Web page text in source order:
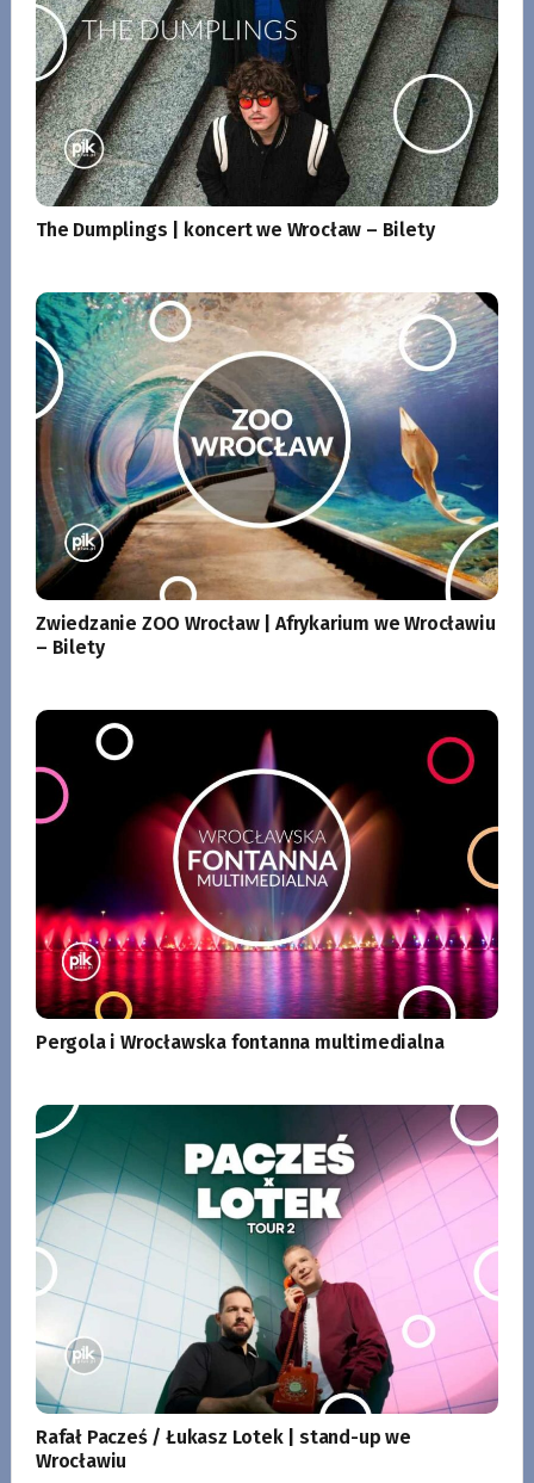
The Dumplings | koncert we Wrocław – Bilety
Zwiedzanie ZOO Wrocław | Afrykarium we Wrocławiu
– Bilety
Pergola i Wrocławska fontanna multimedialna
Rafał Pacześ / Łukasz Lotek | stand-up we
Wrocławiu